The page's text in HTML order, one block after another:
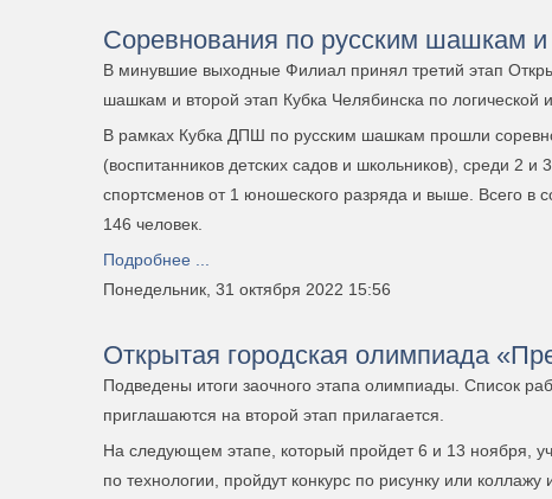
Соревнования по русским шашкам и
В минувшие выходные Филиал принял третий этап
шашкам и второй этап Кубка Челябинска по логической
В рамках Кубка ДПШ по русским шашкам прошли
(воспитанников детских садов и школьников), среди 2 и
спортсменов от 1 юношеского разряда и выше. Всего в
146 человек.
Подробнее ...
Понедельник, 31 октября 2022 15:56
Открытая городская олимпиада
Подведены итоги заочного этапа олимпиады. Список
приглашаются на второй этап прилагается.
На следующем этапе, который пройдет 6 и 13 ноября,
по технологии, пройдут конкурс по рисунку или